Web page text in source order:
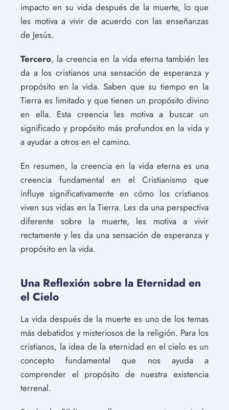
impacto en su vida después de la muerte, lo que
les motiva a vivir de acuerdo con las enseñanzas
de Jesús.
Tercero, la creencia en la vida eterna también les
da a los cristianos una sensación de esperanza y
propósito en la vida. Saben que su tiempo en la
Tierra es limitado y que tienen un propósito divino
en ella. Esta creencia les motiva a buscar un
significado y propósito más profundos en la vida y
a ayudar a otros en el camino.
En resumen, la creencia en la vida eterna es una
creencia fundamental en el Cristianismo que
influye significativamente en cómo los cristianos
viven sus vidas en la Tierra. Les da una perspectiva
diferente sobre la muerte, les motiva a vivir
rectamente y les da una sensación de esperanza y
propósito en la vida.
Una Reflexión sobre la Eternidad en
el Cielo
La vida después de la muerte es uno de los temas
más debatidos y misteriosos de la religión. Para los
cristianos, la idea de la eternidad en el cielo es un
concepto fundamental que nos ayuda a
comprender el propósito de nuestra existencia
terrenal.